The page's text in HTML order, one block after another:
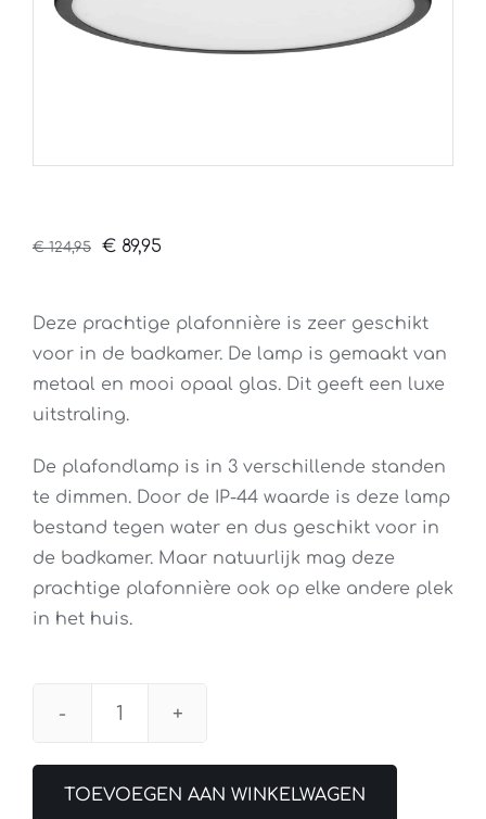
€124,95
Oorspronkelijke
€ 124,95.
€ 89,95
€ 89,95.
Deze prachtige plafonnière is zeer geschikt
voor in de badkamer. De lamp is gemaakt van
metaal en mooi opaal glas. Dit geeft een luxe
uitstraling.
De plafondlamp is in 3 verschillende standen
te dimmen. Door de IP-44 waarde is deze lamp
bestand tegen water en dus geschikt voor in
de badkamer. Maar natuurlijk mag deze
prachtige plafonnière ook op elke andere plek
in het huis.
Plafondlamp
IP44
TOEVOEGEN AAN WINKELWAGEN